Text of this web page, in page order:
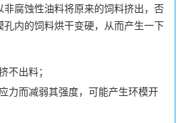
腐蚀性油料将原来的饲料挤出，否
内的饲料烘干变硬，从而产生一下
不出料；
力而减弱其强度，可能产生环模开